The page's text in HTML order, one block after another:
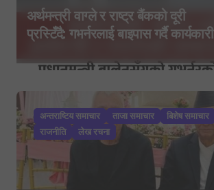
अर्थमन्त्री वाग्ले र राष्ट्र बैंकको दूरी
प्रस्टिँदै: गभर्नरलाई बाइपास गर्दै कार्यकारी
अन्तराष्टिय समाचार ताजा समाचार बिशेष समाचार
राजनीति
लेख रचना